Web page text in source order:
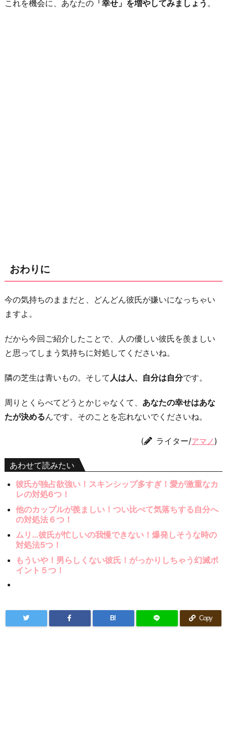
これを機会に、あなたの 「幸せ」を増やしてみましょう 。
おわりに
今の気持ちのままだと、どんどん彼氏が嫌いになっちゃい
ますよ。
だから今回ご紹介したことで、人の優しい彼氏を羨ましい
と思ってしまう気持ちに対処してくださいね。
隣の芝生は青いもの。そして 人は人、自分は自分です。
周りとくらべてどうとかじゃなくて、 あなたの幸せはあな
たが決めるんです。そのことを忘れないでくださいね。
( ライター/アマノ )
あわせて読みたい
彼氏が独占欲強い！スキンシップ多すぎ！愛が激重なカ
レの対処6つ！
他のカップルが羨ましい！つい比べて気落ちする自分へ
の対処法６つ！
ムリ…彼氏が忙しいの我慢できない！爆発しそうな時の
対処法5つ！
もういや！男らしくない彼氏！がっかりしちゃう幻滅ポ
イント５つ！
B! Copy